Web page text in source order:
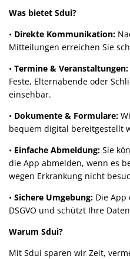
Was bietet Sdui?
• Direkte Kommunikation:
Mitteilungen erreichen Sie
• Termine & Veranstaltungen:
Feste, Elternabende oder
einsehbar.
• Dokumente & Formulare:
bequem digital bereitgestellt
• Einfache Abmeldung: Sie
die App abmelden, wenn es
wegen Erkrankung nicht
• Sichere Umgebung: Die
DSGVO und schützt Ihre
Warum Sdui?
Mit Sdui sparen wir Zeit,